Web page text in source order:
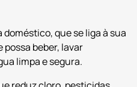
que se liga à sua
beber, lavar
limpa e segura.